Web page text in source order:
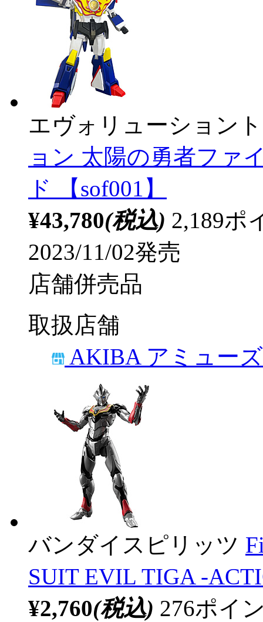
エヴォリューション
ョン 太陽の勇者ファ
ド 【sof001】
¥43,780(税込) 2,189ポ
2023/11/02発売
店舗併売品
取扱店舗
AKIBA アミュー
バンダイスピリッツ
SUIT EVIL TIGA -
¥2,760(税込) 276ポイ